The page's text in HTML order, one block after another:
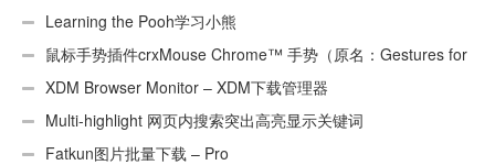
Learning the Pooh学习小熊
鼠标手势插件crxMouse Chrome™ 手势（原名：Gestures for
Chrome(TM)汉化版）
XDM Browser Monitor – XDM下载管理器
Multi-highlight 网页内搜索突出高亮显示关键词
Fatkun图片批量下载 – Pro